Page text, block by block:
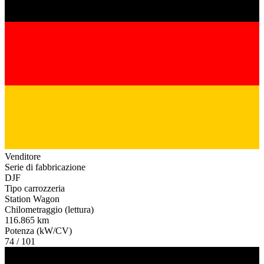
Venditore
Serie di fabbricazione
DJF
Tipo carrozzeria
Station Wagon
Chilometraggio (lettura)
116.865 km
Potenza (kW/CV)
74 / 101